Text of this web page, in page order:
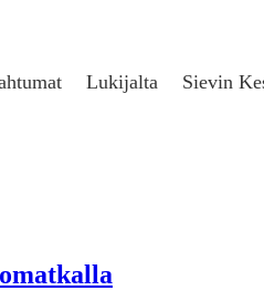
Lukijalta Sievin